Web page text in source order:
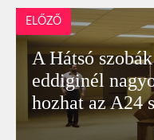
ELŐZŐ
A Hátsó
eddiginél
hozhat az A24